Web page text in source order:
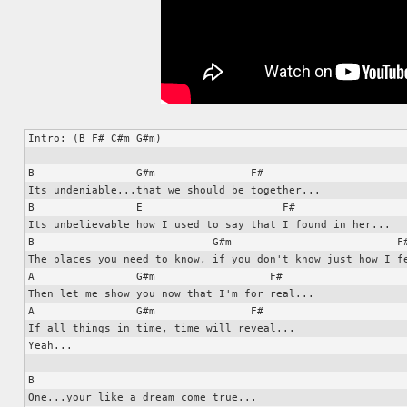
Intro: (B F# C#m G#m)
B                G#m               F#
Its undeniable...that we should be together...
B                E                      F#
Its unbelievable how I used to say that I found in her...
B                            G#m
The places you need to know, if you don't know just how I
A                G#m                  F#
Then let me show you now that I'm for real...
A                G#m               F#
If all things in time, time will reveal...
Yeah...
B
One...your like a dream come true...